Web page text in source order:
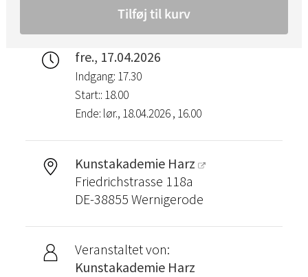
fre., 17.04.2026
Indgang: 17.30
Start:: 18.00
Ende: lør., 18.04.2026 , 16.00
Kunstakademie Harz
Friedrichstrasse 118a
DE-38855 Wernigerode
Veranstaltet von:
Kunstakademie Harz